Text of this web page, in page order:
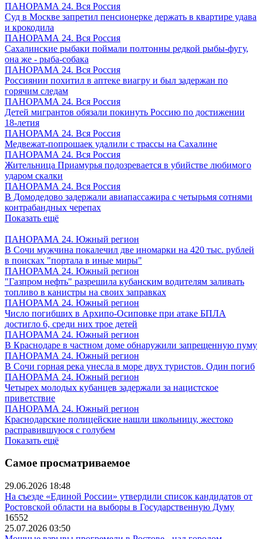
ПАНОРАМА 24. Вся Россия
Суд в Москве запретил пенсионерке держать в квартире удава
и крокодила
ПАНОРАМА 24. Вся Россия
Сахалинские рыбаки поймали полтонны редкой рыбы-фугу,
она же - рыба-собака
ПАНОРАМА 24. Вся Россия
Россиянин похитил в аптеке виагру и был задержан по
горячим следам
ПАНОРАМА 24. Вся Россия
Детей мигрантов обязали покинуть Россию по достижении
18-летия
ПАНОРАМА 24. Вся Россия
Медвежат-попрошаек удалили с трассы на Сахалине
ПАНОРАМА 24. Вся Россия
Жительница Приамурья подозревается в убийстве любимого
ударом скалки
ПАНОРАМА 24. Вся Россия
В Домодедово задержали авиапассажира с четырьмя сотнями
контрабандных черепах
Показать ещё
ПАНОРАМА 24. Южный регион
В Сочи мужчина покалечил две иномарки на 420 тыс. рублей
в поисках "портала в иные миры"
ПАНОРАМА 24. Южный регион
"Газпром нефть" разрешила кубанским водителям заливать
топливо в канистры на своих заправках
ПАНОРАМА 24. Южный регион
Число погибших в Архипо-Осиповке при атаке БПЛА
достигло 6, среди них трое детей
ПАНОРАМА 24. Южный регион
В Краснодаре в частном доме обнаружили запрещенную пуму
ПАНОРАМА 24. Южный регион
В Сочи горная река унесла в море двух туристов. Один погиб
ПАНОРАМА 24. Южный регион
Четырех молодых кубанцев задержали за нацистское
приветствие
ПАНОРАМА 24. Южный регион
Краснодарские полицейские нашли школьницу, жестоко
расправившуюся с голубем
Показать ещё
Самое просматриваемое
29.06.2026 18:48
На съезде «Единой России» утвердили список кандидатов от
Ростовской области на выборы в Государственную Думу
16552
25.07.2026 03:50